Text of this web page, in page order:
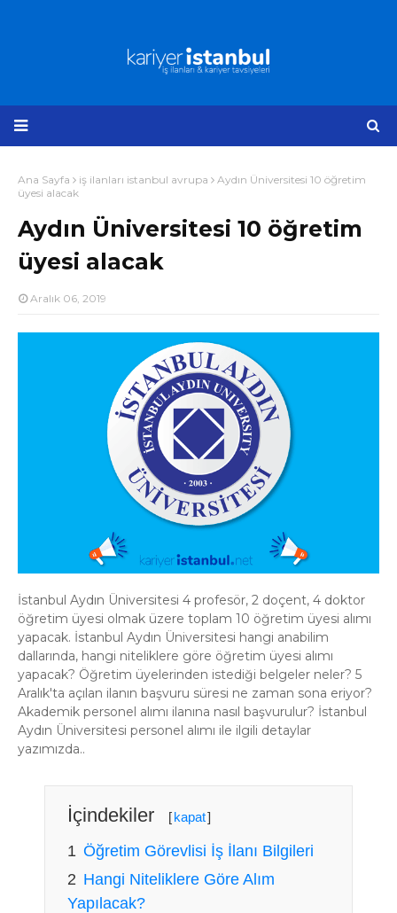
Ana Sayfa iş ilanları istanbul avrupa
Aydın Üniversitesi 10 öğretim
üyesi alacak
Aydın Üniversitesi 10 öğretim
üyesi alacak
Aralık 06, 2019
İstanbul Aydın Üniversitesi 4 profesör, 2 doçent, 4 doktor
öğretim üyesi olmak üzere toplam 10 öğretim üyesi alımı
yapacak. İstanbul Aydın Üniversitesi hangi anabilim
dallarında, hangi niteliklere göre öğretim üyesi alımı
yapacak? Öğretim üyelerinden istediği belgeler neler? 5
Aralık'ta açılan ilanın başvuru süresi ne zaman sona eriyor?
Akademik personel alımı ilanına nasıl başvurulur? İstanbul
Aydın Üniversitesi personel alımı ile ilgili detaylar
yazımızda..
İçindekiler [kapat]
Öğretim Görevlisi İş İlanı Bilgileri
Hangi Niteliklere Göre Alım
Yapılacak?